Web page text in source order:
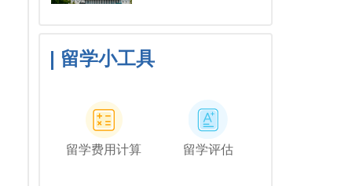
旅行，或者如果你想和你的
朋友们共度时光，也许你可
留学小工具
留学费用计算 留学评估